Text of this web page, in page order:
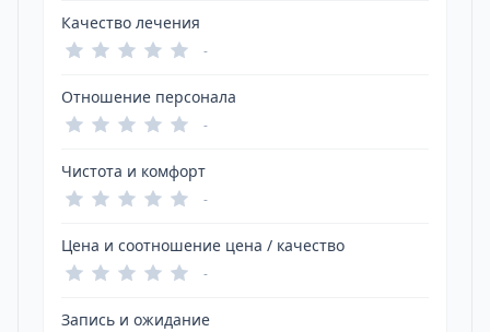
Качество лечения
-
Отношение персонала
-
Чистота и комфорт
-
Цена и соотношение цена / качество
-
Запись и ожидание